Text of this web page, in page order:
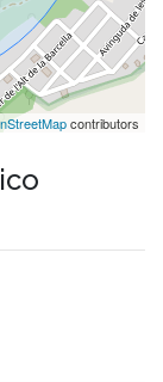
contributors